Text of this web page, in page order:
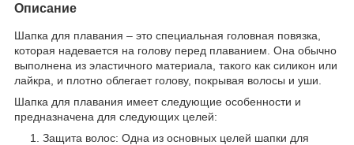
Описание
Шапка для плавания – это специальная головная повязка,
которая надевается на голову перед плаванием. Она обычно
выполнена из эластичного материала, такого как силикон или
лайкра, и плотно облегает голову, покрывая волосы и уши.
Шапка для плавания имеет следующие особенности и
предназначена для следующих целей:
Защита волос: Одна из основных целей шапки для